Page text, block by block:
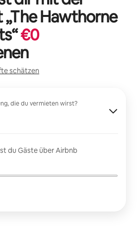
The Hawthorne
“€0
schätzen
die du vermieten wirst?
du Gäste über Airbnb